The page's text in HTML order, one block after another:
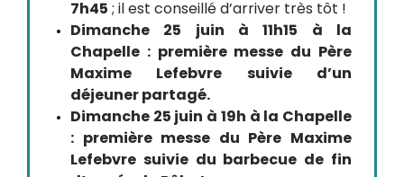
7h45 ; il est conseillé d’arriver très tôt !
Dimanche 25 juin à 11h15 à la
Chapelle : première messe du Père
Maxime Lefebvre suivie d’un
déjeuner partagé.
Dimanche 25 juin à 19h à la Chapelle
: première messe du Père Maxime
Lefebvre suivie du barbecue de fin